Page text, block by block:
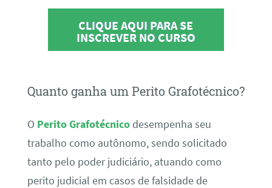
CLIQUE AQUI PARA SE
INSCREVER NO CURSO
Quanto ganha um Perito Grafotécnico?
O Perito Grafotécnicodesempenha seu
trabalho como autônomo, sendo solicitado
tanto pelo poder judiciário, atuando como
perito judicial em casos de falsidade de